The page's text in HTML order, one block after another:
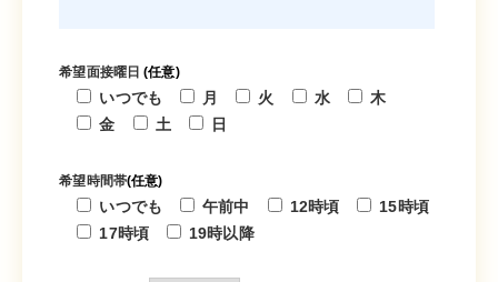
希望面接曜日(任意)
いつでも 月 火 水
木
金
土 日
希望時間帯(任意)
いつでも 午前中 12時頃
15時頃
17時頃
19時以降